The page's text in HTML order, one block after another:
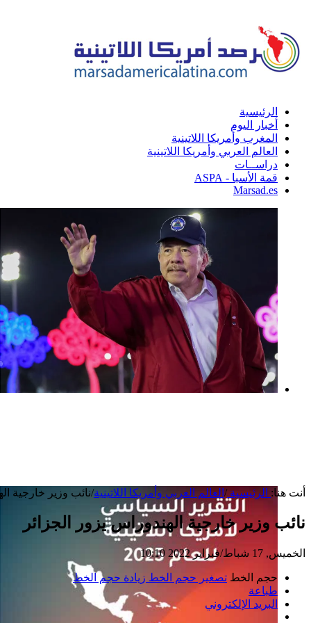
الرئيسية
أخبار اليوم
المغرب وأمريكا اللاتينية
العالم العربي وأمريكا اللاتينية
دراســات
قمة الأسبا - ASPA
Marsad.es
أنت هنا: الرئيسية/ العالم العربي وأمريكا اللاتينية/نائب وزير خارجية
نائب وزير خارجية الهندوراس يزور الجزائر
الخميس, 17 شباط/فبراير 2022 10:10
حجم الخط تصغير حجم الخط زيادة حجم الخط
طباعة
البريد الإلكتروني